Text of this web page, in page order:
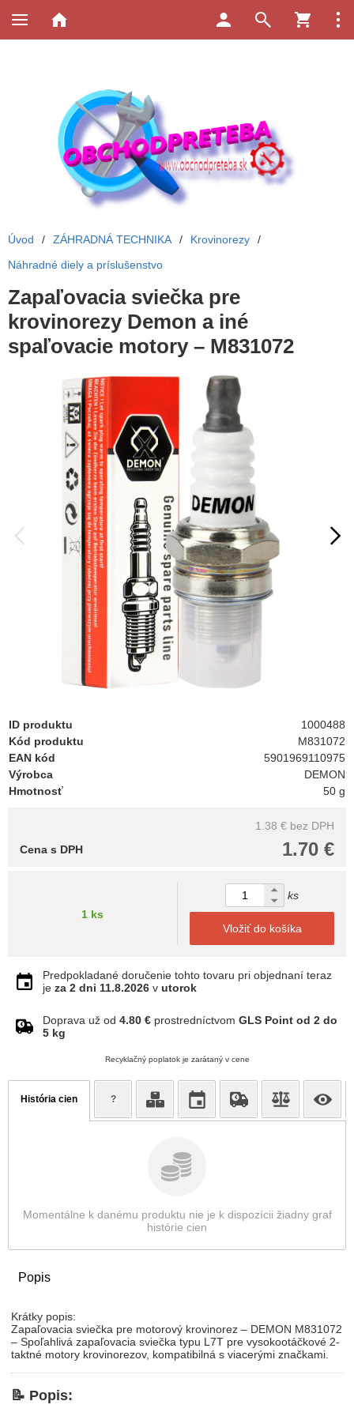
Úvod / ZÁHRADNÁ TECHNIKA / Krovinorezy
/
Náhradné diely a príslušenstvo
Zapaľovacia sviečka pre
krovinorezy Demon a iné
spaľovacie motory – M831072
ID produktu
1000488
Kód produktu
M831072
EAN kód
5901969110975
Výrobca
DEMON
Hmotnosť
50 g
1.38 € bez DPH
1.70 €
Cena s DPH
1 ks
ks
Vložiť do košíka
Predpokladané doručenie tohto tovaru pri objednaní teraz
je za 2 dni 11.8.2026 v utorok
Doprava už od 4.80 € prostredníctvom GLS Point od 2 do
5 kg
Recyklačný poplatok je zarátaný v cene
História cien ?
Momentálne k danému produktu nie je k dispozícii žiadny graf
histórie cien
Popis
Krátky popis:
Zapaľovacia sviečka pre motorový krovinorez – DEMON M831072
– Spoľahlivá zapaľovacia sviečka typu L7T pre vysokootáčkové 2-
taktné motory krovinorezov, kompatibilná s viacerými značkami.
📝 Popis: